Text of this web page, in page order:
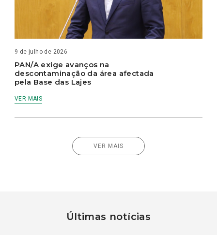
9 de julho de 2026
PAN/A exige avanços na
descontaminação da área afectada
pela Base das Lajes
VER MAIS
VER MAIS
Últimas notícias